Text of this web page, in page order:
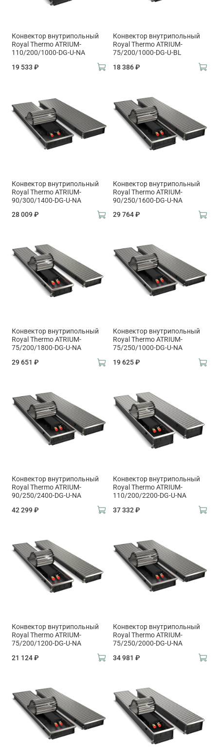
Конвектор внутрипольный
Royal Thermo ATRIUM-
110/200/1000-DG-U-NA
19 533 ₽
Конвектор внутрипольный
Royal Thermo ATRIUM-
75/200/1000-DG-U-BL
18 386 ₽
Конвектор внутрипольный
Royal Thermo ATRIUM-
90/300/1400-DG-U-NA
28 009 ₽
Конвектор внутрипольный
Royal Thermo ATRIUM-
90/250/1600-DG-U-NA
29 764 ₽
Конвектор внутрипольный
Royal Thermo ATRIUM-
75/200/1800-DG-U-NA
29 651 ₽
Конвектор внутрипольный
Royal Thermo ATRIUM-
75/250/1000-DG-U-NA
19 625 ₽
Конвектор внутрипольный
Royal Thermo ATRIUM-
90/250/2400-DG-U-NA
42 299 ₽
Конвектор внутрипольный
Royal Thermo ATRIUM-
110/200/2200-DG-U-NA
37 332 ₽
Конвектор внутрипольный
Royal Thermo ATRIUM-
75/200/1200-DG-U-NA
21 124 ₽
Конвектор внутрипольный
Royal Thermo ATRIUM-
75/250/2000-DG-U-NA
34 981 ₽